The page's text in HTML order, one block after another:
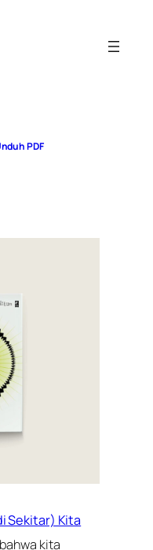
PDF
Sekitar) Kita
kita